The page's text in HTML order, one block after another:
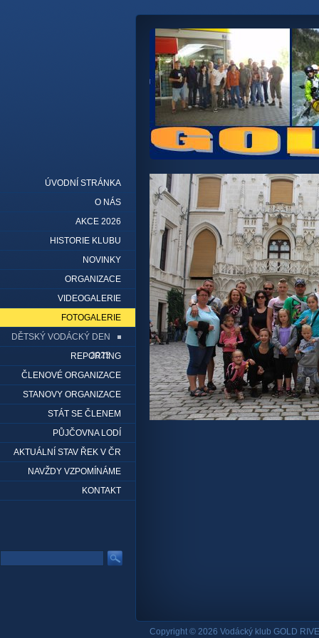
ÚVODNÍ STRÁNKA
O NÁS
AKCE 2026
HISTORIE KLUBU
NOVINKY
ORGANIZACE
VIDEOGALERIE
FOTOGALERIE
DĚTSKÝ VODÁCKÝ DEN
2025
REPORTING
ČLENOVÉ ORGANIZACE
STANOVY ORGANIZACE
STÁT SE ČLENEM
PŮJČOVNA LODÍ
AKTUÁLNÍ STAV ŘEK V ČR
NAVŽDY VZPOMÍNÁME
KONTAKT
Copyright © 2026 Vodácký klub GOLD